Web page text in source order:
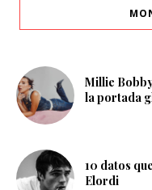
Millie
la portada
10 datos
Elordi